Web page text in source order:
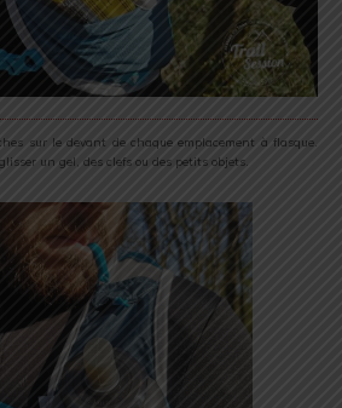
sur le devant de chaque emplacement à flasque.
un gel, des clefs ou des petits objets.